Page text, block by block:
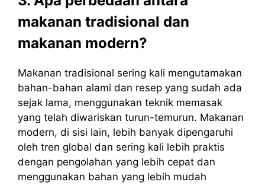
makanan tradisional dan
makanan modern?
Makanan tradisional sering kali mengutamakan
bahan-bahan alami dan resep yang sudah ada
sejak lama, menggunakan teknik memasak
yang telah diwariskan turun-temurun. Makanan
modern, di sisi lain, lebih banyak dipengaruhi
oleh tren global dan sering kali lebih praktis
dengan pengolahan yang lebih cepat dan
menggunakan bahan yang lebih mudah